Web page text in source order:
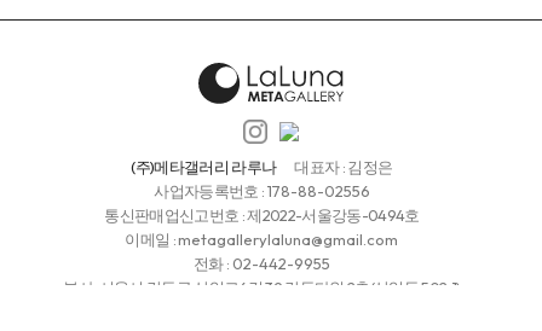
(주)메타갤러리 라루나
대표자 : 김정은
사업자등록번호 :178-88-02556
통신판매업신고번호 : 제2022-서울강동-0494호
이메일 :metagallerylaluna@gmail.com
전화 : 02-442-9955
본사: 서울시 강동구 상일로6길 39 강동타워 2층(상일동 502-1)